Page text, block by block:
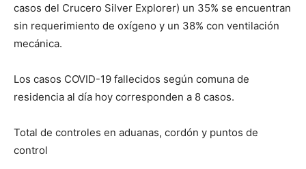
casos del Crucero Silver Explorer) un 35% se encuentran
sin requerimiento de oxígeno y un 38% con ventilación
mecánica.
Los casos COVID-19 fallecidos según comuna de
residencia al día hoy corresponden a 8 casos.
Total de controles en aduanas, cordón y puntos de
control